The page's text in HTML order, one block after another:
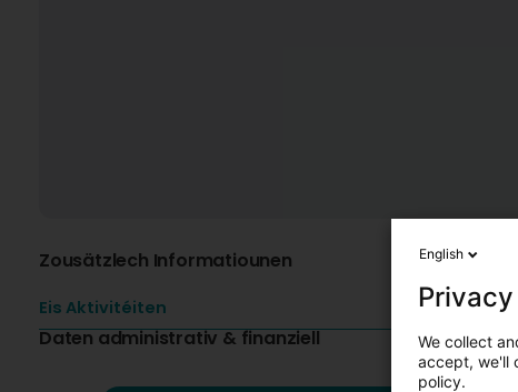
Zousätzlech Informatiounen
Eis Aktivitéiten
Daten administrativ & finanziell
English
We collect
accept, we'll
policy.